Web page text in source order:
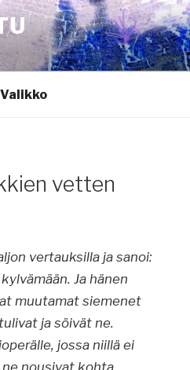
Valikko
vetten
vertauksilla ja sanoi:
Ja hänen
muutamat siemenet
ja söivät ne.
jossa niillä ei